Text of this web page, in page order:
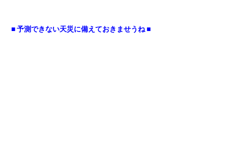
■ 予測できない天災に備えておきませうね ■